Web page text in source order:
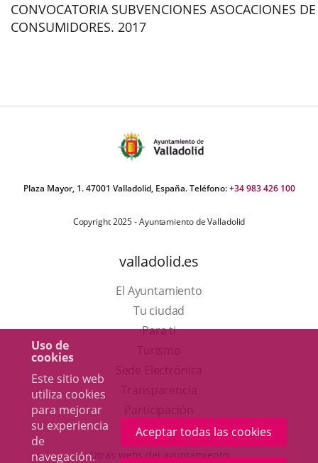
Uso de
cookies
Este sitio web
utiliza cookies
para mejorar
su experiencia
de
navegación.
Aceptar todas las cookies
CONVOCATORIA SUBVENCIONES ASOCACIONES DE
CONSUMIDORES. 2017
Plaza Mayor, 1. 47001 Valladolid, España. Teléfono:+34 983 426 100
Copyright 2025 - Ayuntamiento de Valladolid
valladolid.es
El Ayuntamiento
Tu ciudad
Para ti
en
una
aplicación
externa.
Otras webs del ayuntamiento